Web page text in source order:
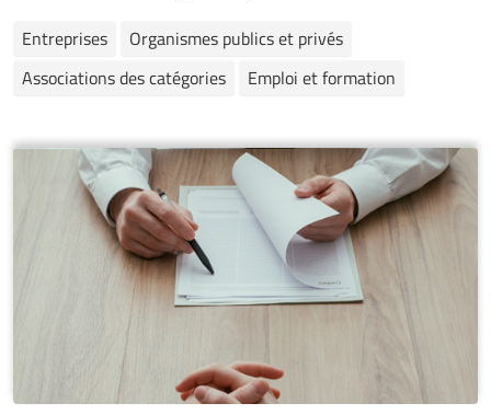
Entreprises
Organismes publics et privés
Associations des catégories
Emploi et formation